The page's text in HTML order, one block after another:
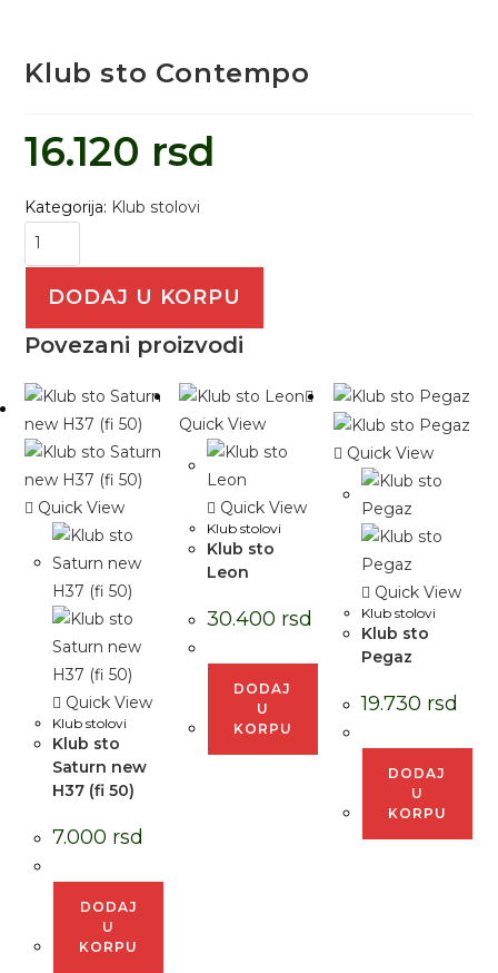
Klub sto Contempo
16.120 rsd
Kategorija: Klub stolovi
DODAJ U KORPU
Povezani proizvodi
Quick View
Quick View
Klub stolovi
Klub sto
Saturn new
H37 (fi 50)
7.000 rsd
DODAJ
U
KORPU
Quick View
Quick View
Klub stolovi
Klub sto
Leon
30.400 rsd
DODAJ
U
KORPU
Quick View
Quick View
Klub stolovi
Klub sto
Pegaz
19.730 rsd
DODAJ
U
KORPU